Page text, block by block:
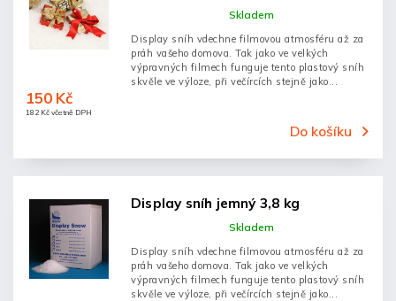
Skladem
182 Kč včetně DPH
150 Kč
Do košíku
Display sníh vdechne filmovou atmosféru až za
práh vašeho domova. Tak jako ve velkých
výpravných filmech funguje tento plastový sníh
skvěle ve výloze, při večírcích stejně jako...
Display sníh jemný 3,8 kg
Skladem
Display sníh vdechne filmovou atmosféru až za
práh vašeho domova. Tak jako ve velkých
výpravných filmech funguje tento plastový sníh
skvěle ve výloze, při večírcích stejně jako...